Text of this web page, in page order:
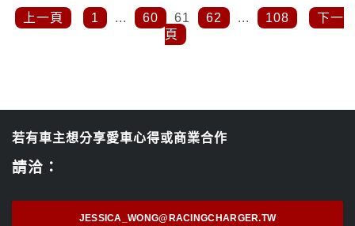
上一頁 1 ... 60 61 62 ... 108
下一
頁
若有車主想分享愛車心得或商業合作
請洽：
JESSICA_WONG@RACINGCHARGER.TW